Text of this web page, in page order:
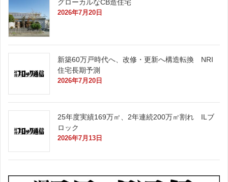
グローカルなCB造住宅
2026年7月20日
新築60万戸時代へ、改修・更新へ構造転換 NRI
住宅長期予測
2026年7月20日
25年度実績169万㎡、2年連続200万㎡割れ ILブ
ロック
2026年7月13日